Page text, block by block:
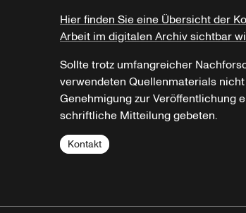
Hier finden Sie eine Übersicht der
Arbeit im digitalen Archiv sichtbar
Sollte trotz umfangreicher
verwendeten Quellenmaterials
Genehmigung zur Veröffentlichung
schriftliche Mitteilung gebeten.
Kontakt